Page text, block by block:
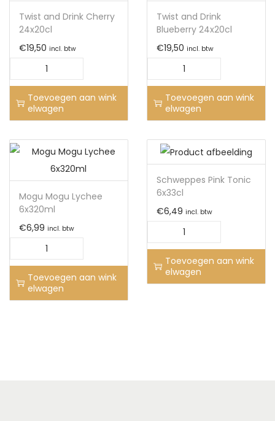
Twist and Drink Cherry
24x20cl
€19,50 incl. btw
Toevoegen aan wink
elwagen
Twist and Drink
Blueberry 24x20cl
€19,50 incl. btw
Toevoegen aan wink
elwagen
Mogu Mogu Lychee
6x320ml
€6,99 incl. btw
Toevoegen aan wink
elwagen
Schweppes Pink Tonic
6x33cl
€6,49 incl. btw
Toevoegen aan wink
elwagen